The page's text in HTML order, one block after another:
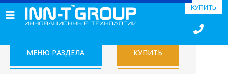
КУПИТЬ
МЕНЮ РАЗДЕЛА КУПИТЬ